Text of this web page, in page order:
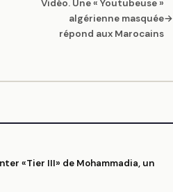
Vidéo. Une « Youtubeuse »
algérienne masquée
répond aux Marocains
→
«Tier III» de Mohammadia, un